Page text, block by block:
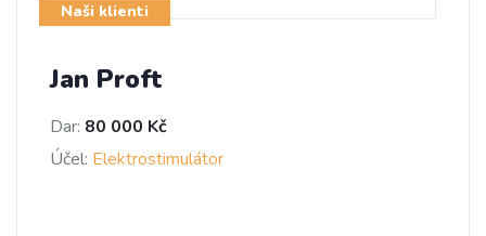
Naši klienti
Jan Proft
Dar: 80 000 Kč
Účel: Elektrostimulátor